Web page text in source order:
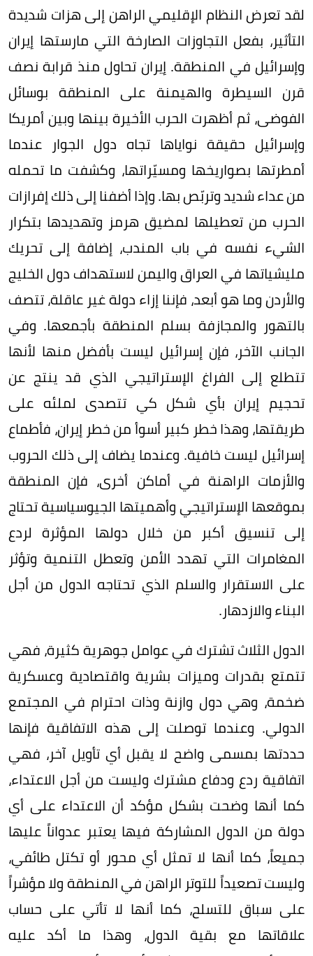
لقد تعرض النظام الإقليمي الراهن إلى هزات شديدة
التأثير، بفعل التجاوزات الصارخة التي مارستها إيران
وإسرائيل في المنطقة. إيران تحاول منذ قرابة نصف
قرن السيطرة والهيمنة على المنطقة بوسائل
الفوضى، ثم أظهرت الحرب الأخيرة بينها وبين أمريكا
وإسرائيل حقيقة نواياها تجاه دول الجوار عندما
أمطرتها بصواريخها ومسيّراتها، وكشفت ما تحمله
من عداء شديد وتربّص بها. وإذا أضفنا إلى ذلك إفرازات
الحرب من تعطيلها لمضيق هرمز وتهديدها بتكرار
الشيء نفسه في باب المندب، إضافة إلى تحريك
مليشياتها في العراق واليمن لاستهداف دول الخليج
والأردن وما هو أبعد، فإننا إزاء دولة غير عاقلة، تتصف
بالتهور والمجازفة بسلم المنطقة بأجمعها. وفي
الجانب الآخر، فإن إسرائيل ليست بأفضل منها لأنها
تتطلع إلى الفراغ الإستراتيجي الذي قد ينتج عن
تحجيم إيران بأي شكل كي تتصدى لملئه على
طريقتها، وهذا خطر كبير أسوأ من خطر إيران، فأطماع
إسرائيل ليست خافية. وعندما يضاف إلى ذلك الحروب
والأزمات الراهنة في أماكن أخرى، فإن المنطقة
بموقعها الإستراتيجي وأهميتها الجيوسياسية تحتاج
إلى تنسيق أكبر من خلال دولها المؤثرة لردع
المغامرات التي تهدد الأمن وتعطل التنمية وتؤثر
على الاستقرار والسلم الذي تحتاجه الدول من أجل
البناء والازدهار.
الدول الثلاث تشترك في عوامل جوهرية كثيرة، فهي
تتمتع بقدرات وميزات بشرية واقتصادية وعسكرية
ضخمة، وهي دول وازنة وذات احترام في المجتمع
الدولي. وعندما توصلت إلى هذه الاتفاقية فإنها
حددتها بمسمى واضح لا يقبل أي تأويل آخر، فهي
اتفاقية ردع ودفاع مشترك وليست من أجل الاعتداء،
كما أنها وضحت بشكل مؤكد أن الاعتداء على أي
دولة من الدول المشاركة فيها يعتبر عدواناً عليها
جميعاً، كما أنها لا تمثل أي محور أو تكتل طائفي،
وليست تصعيداً للتوتر الراهن في المنطقة ولا مؤشراً
على سباق للتسلح، كما أنها لا تأتي على حساب
علاقاتها مع بقية الدول، وهذا ما أكد عليه